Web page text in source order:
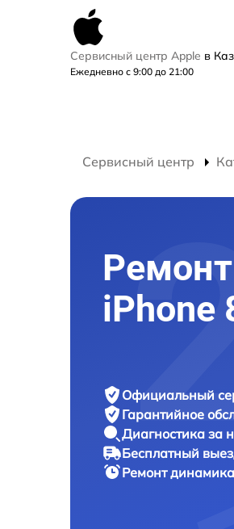
Сервисный центр Apple в
Ежедневно с 9:00 до 21:00
Сервисный центр
iPhone
Официальный
Гарантийное
Диагностика за
Бесплатный
Ремонт